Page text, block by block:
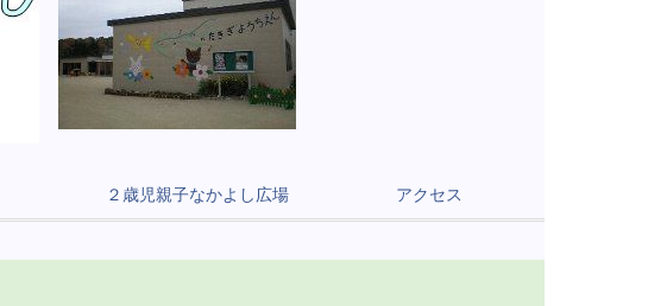
２歳児親子なかよし広場 アクセス